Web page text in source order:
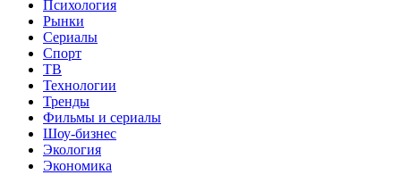
Психология
Рынки
Сериалы
Спорт
ТВ
Технологии
Тренды
Фильмы и сериалы
Шоу-бизнес
Экология
Экономика